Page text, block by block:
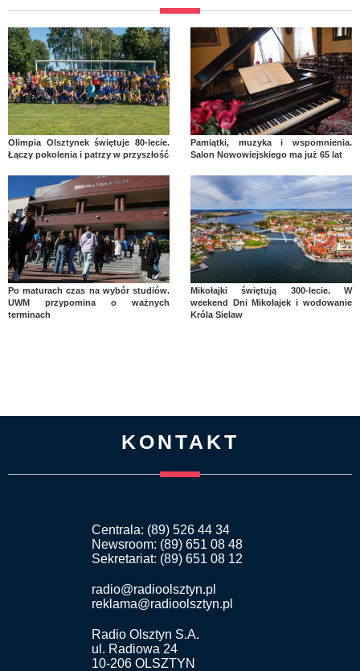
Olimpia Olsztynek świętuje 80-lecie.
Łączy pokolenia i patrzy w przyszłość
Pamiątki, muzyka i wspomnienia.
Salon Nowowiejskiego ma już 65 lat
Po maturach czas na wybór studiów.
UWM przypomina o ważnych
terminach
Mikołajki świętują 300-lecie. W
weekend Dni Mikołajek i wodowanie
Króla Sielaw
KONTAKT
Centrala: (89) 526 44 34
Newsroom: (89) 651 08 48
Sekretariat: (89) 651 08 12
radio@radioolsztyn.pl
reklama@radioolsztyn.pl
Radio Olsztyn S.A.
ul. Radiowa 24
10-206 OLSZTYN